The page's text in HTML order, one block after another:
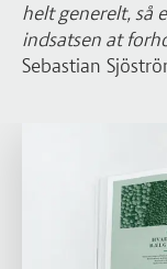
helt generelt, så
indsatsen at
Sebastian